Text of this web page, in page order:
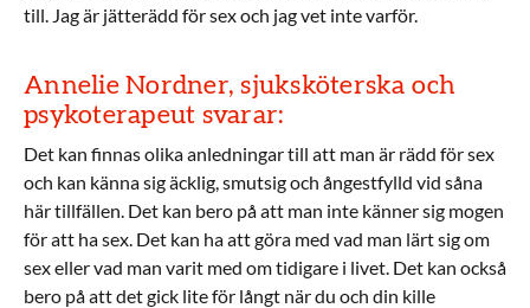
till. Jag är jätterädd för sex och jag vet inte varför.
Annelie Nordner, sjuksköterska och
psykoterapeut svarar:
Det kan finnas olika anledningar till att man är rädd för sex
och kan känna sig äcklig, smutsig och ångestfylld vid såna
här tillfällen. Det kan bero på att man inte känner sig mogen
för att ha sex. Det kan ha att göra med vad man lärt sig om
sex eller vad man varit med om tidigare i livet. Det kan också
bero på att det gick lite för långt när du och din kille